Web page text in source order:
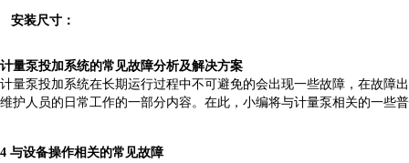
安装尺寸：
计量泵投加系统的常见故障分析及解决方案
计量泵投加系统在长期运行过程中不可避免的会出现一些故障，在故障
维护人员的日常工作的一部分内容。在此，小编将与计量泵相关的一些
4 与设备操作相关的常见故障